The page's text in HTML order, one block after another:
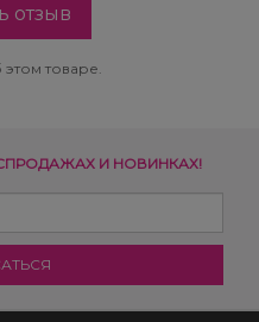
отзыв
товаре.
И НОВИНКАХ!